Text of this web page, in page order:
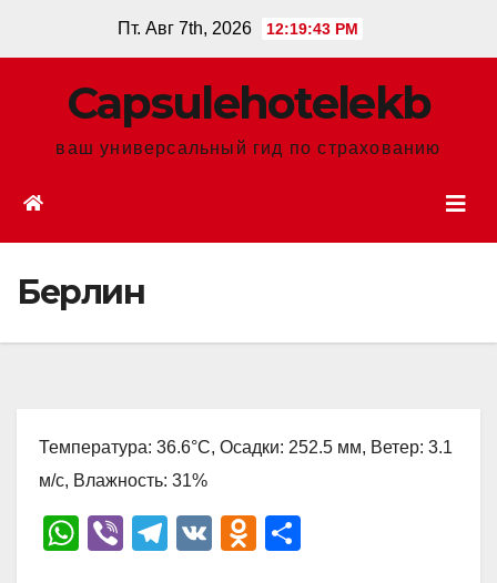
Пт. Авг 7th, 2026 12:19:44 PM
Сapsulehotelekb
ваш универсальный гид по страхованию
Берлин
Температура: 36.6°C, Осадки: 252.5 мм, Ветер: 3.1
м/с, Влажность: 31%
W
Vi
T
V
O